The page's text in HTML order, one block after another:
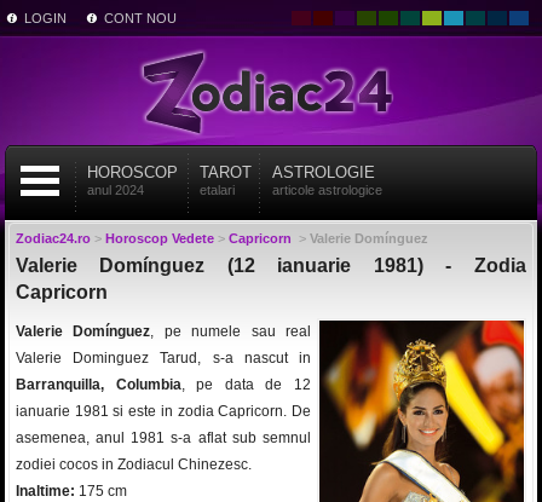
LOGIN CONT NOU
HOROSCOP
anul 2024
TAROT
etalari
ASTROLOGIE
articole astrologice
Zodiac24.ro> Horoscop Vedete> Capricorn > Valerie Domínguez
Valerie Domínguez (12 ianuarie 1981) - Zodia
Capricorn
Valerie Domínguez, pe numele sau real
Valerie Dominguez Tarud, s-a nascut in
Barranquilla, Columbia, pe data de 12
ianuarie 1981 si este in zodia Capricorn. De
asemenea, anul 1981 s-a aflat sub semnul
zodiei cocos in Zodiacul Chinezesc.
Inaltime: 175 cm